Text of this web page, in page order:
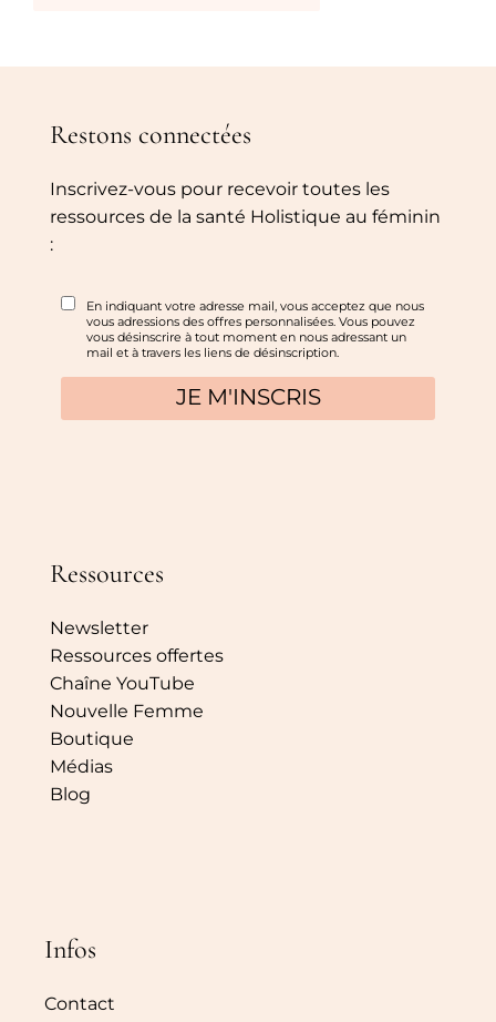
Restons connectées
Inscrivez-vous pour recevoir toutes les
ressources de la santé Holistique au féminin
:
Ressources
Newsletter
Ressources offertes
Chaîne YouTube
Nouvelle Femme
Boutique
Médias
Blog
Infos
Contact